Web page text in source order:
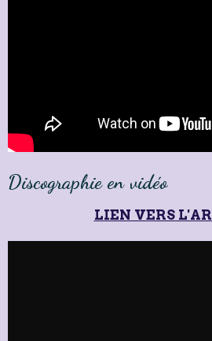
Discographie en vidéo
LIEN VERS